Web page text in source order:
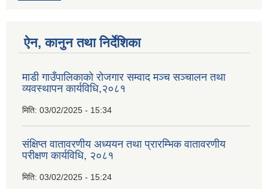
ऐन, कानुन तथा निर्देशिका
माडी गाउँपालिकाको रोजगार सम्वाद मञ्च सञ्चालन तथा
व्यवस्थापन कार्यविधि,२०८१
मिति: 03/02/2025 - 15:34
संक्षिप्त वातावरणीय अध्ययन तथा प्रारम्भिक वातावरणीय
परीक्षण कार्यविधि, २०८१
मिति: 03/02/2025 - 15:24